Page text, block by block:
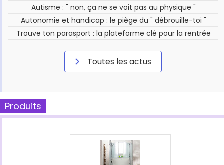
Autisme : " non, ça ne se voit pas au physique "
Autonomie et handicap : le piège du " débrouille-toi "
Trouve ton parasport : la plateforme clé pour la rentrée
Toutes les actus
Produits